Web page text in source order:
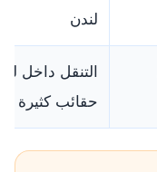
لندن
التنقل داخل
حقائب كثيرة